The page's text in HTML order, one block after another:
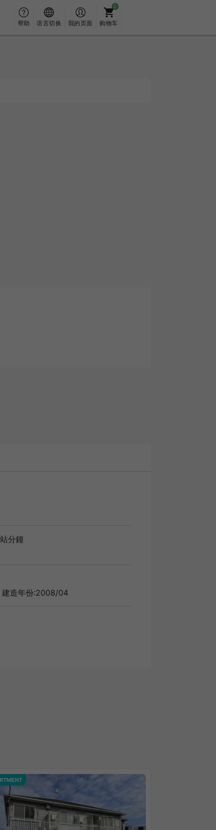
帮助 语言切换 我的页面 购物车
分鐘
建造年份:2008/04